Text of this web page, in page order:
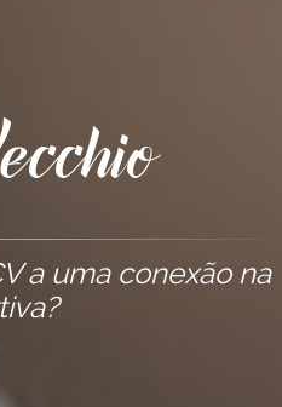
a uma conexão na